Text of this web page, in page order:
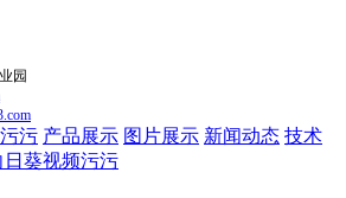
园
污 产品展示 图片展示 新闻动态 技术
日葵视频污污